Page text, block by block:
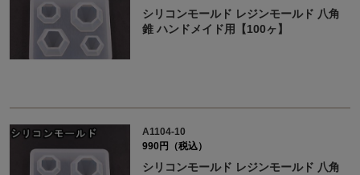
シリコンモールド レジンモールド 八角
錐 ハンドメイド用【100ヶ】
A1104-10
990円（税込）
シリコンモールド レジンモールド 八角